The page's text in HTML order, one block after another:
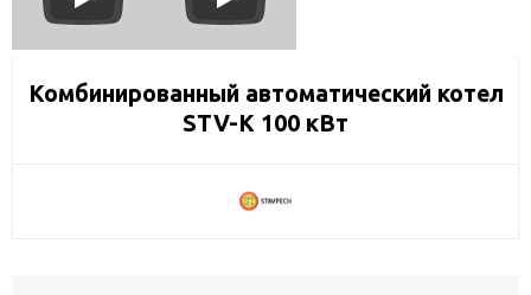
Комбинированный автоматический котел
STV-К 100 кВт